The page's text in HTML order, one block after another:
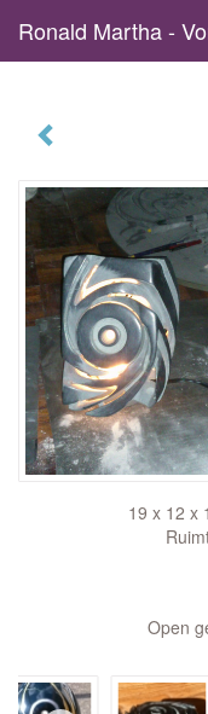
Ronald Martha -
19 x 12 x
Open